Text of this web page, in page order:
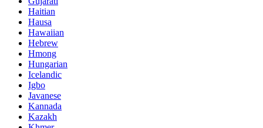
Haitian
Hausa
Hawaiian
Hebrew
Hmong
Hungarian
Icelandic
Igbo
Javanese
Kannada
Kazakh